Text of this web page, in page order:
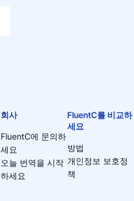
회사
FluentC에 문의하
세요
오늘 번역을 시작
하세요
FluentC를 비교하
세요
방법
개인정보 보호정
책